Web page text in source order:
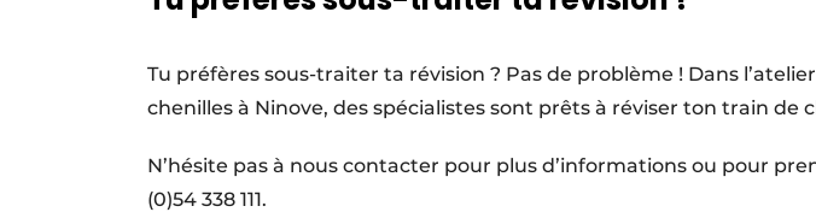
Tu préfères sous-traiter ta révision ? Pas de problème ! Dans
chenilles à Ninove, des spécialistes sont prêts à réviser ton train de
N’hésite pas à nous contacter pour plus d’informations ou pour
(0)54 338 111.